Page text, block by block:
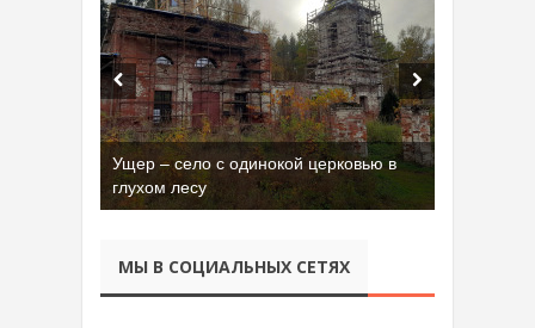
Ущер – село с одинокой церковью в
глухом лесу
МЫ В СОЦИАЛЬНЫХ СЕТЯХ